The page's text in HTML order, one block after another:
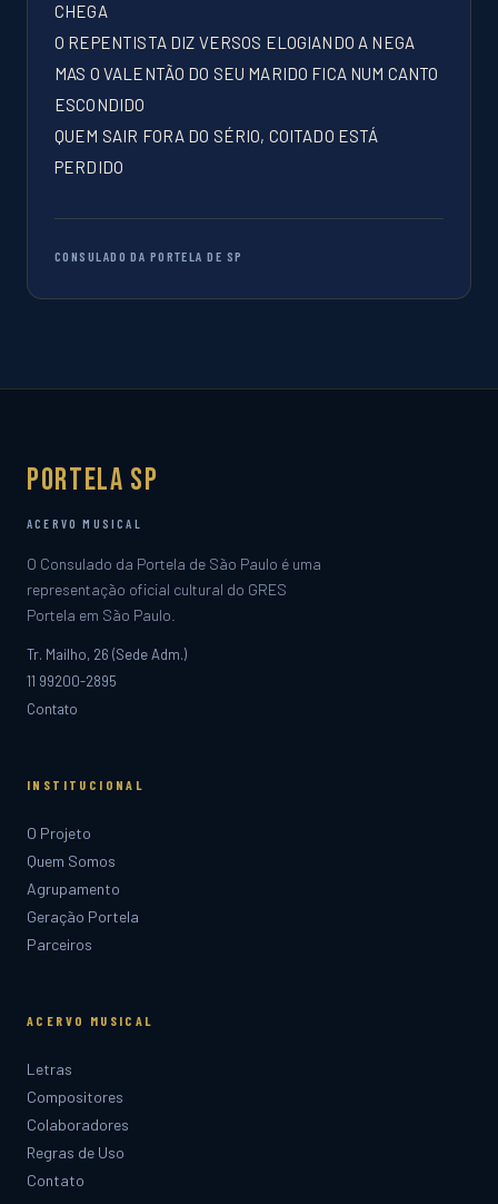
CHEGA
O REPENTISTA DIZ VERSOS ELOGIANDO A NEGA
MAS O VALENTÃO DO SEU MARIDO FICA NUM CANTO
ESCONDIDO
QUEM SAIR FORA DO SÉRIO, COITADO ESTÁ
PERDIDO
CONSULADO DA PORTELA DE SP
Portela SP
ACERVO MUSICAL
O Consulado da Portela de São Paulo é uma
representação oficial cultural do GRES
Portela em São Paulo.
Tr. Mailho, 26 (Sede Adm.)
11 99200-2895
Contato
INSTITUCIONAL
O Projeto
Quem Somos
Agrupamento
Geração Portela
Parceiros
ACERVO MUSICAL
Letras
Compositores
Colaboradores
Regras de Uso
Contato